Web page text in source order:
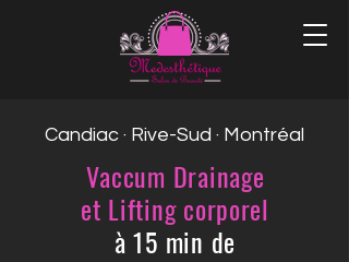
Candiac · Rive-Sud · Montréal
Vaccum Drainage
et Lifting corporel
à 15 min de